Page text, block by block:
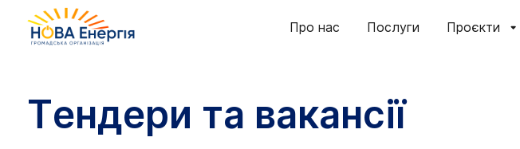
Про нас Послуги Проєкти
Тендери та вакансії